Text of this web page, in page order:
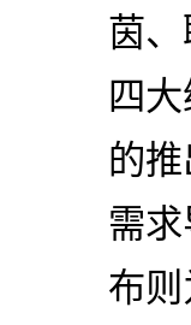
茵
四
的
需
布